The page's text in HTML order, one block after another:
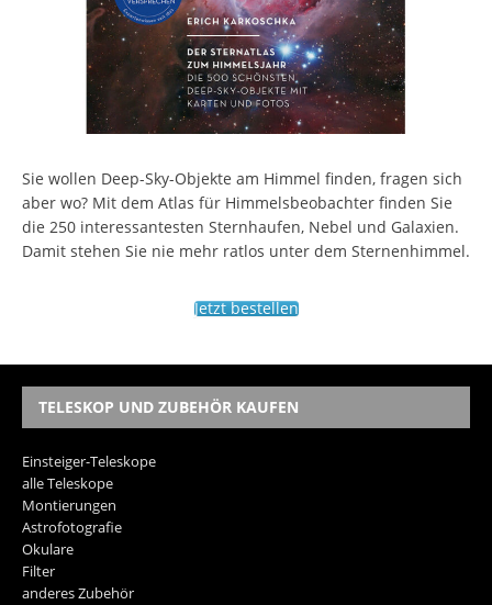
Sie wollen Deep-Sky-Objekte am Himmel finden, fragen sich
aber wo? Mit dem Atlas für Himmelsbeobachter finden Sie
die 250 interessantesten Sternhaufen, Nebel und Galaxien.
Damit stehen Sie nie mehr ratlos unter dem Sternenhimmel.
Jetzt bestellen
TELESKOP UND ZUBEHÖR KAUFEN
Einsteiger-Teleskope
alle Teleskope
Montierungen
Astrofotografie
Okulare
Filter
anderes Zubehör